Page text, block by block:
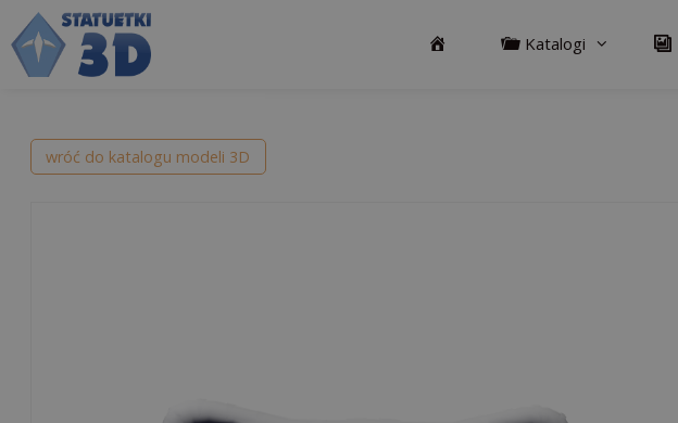
Przejdź
do
treści
Katalogi
wróć do katalogu modeli 3D